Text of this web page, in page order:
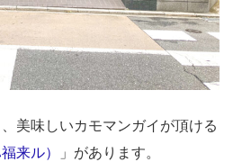
美味しいカモマンガイが頂ける
来ル） 」があります。